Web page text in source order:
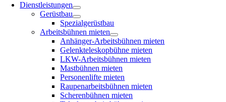
Dienstleistungen
Gerüstbau
Spezialgerüstbau
Arbeitsbühnen mieten
Anhänger-Arbeitsbühnen mieten
Gelenkteleskopbühne mieten
LKW-Arbeitsbühnen mieten
Mastbühnen mieten
Personenlifte mieten
Raupenarbeitsbühnen mieten
Scherenbühnen mieten